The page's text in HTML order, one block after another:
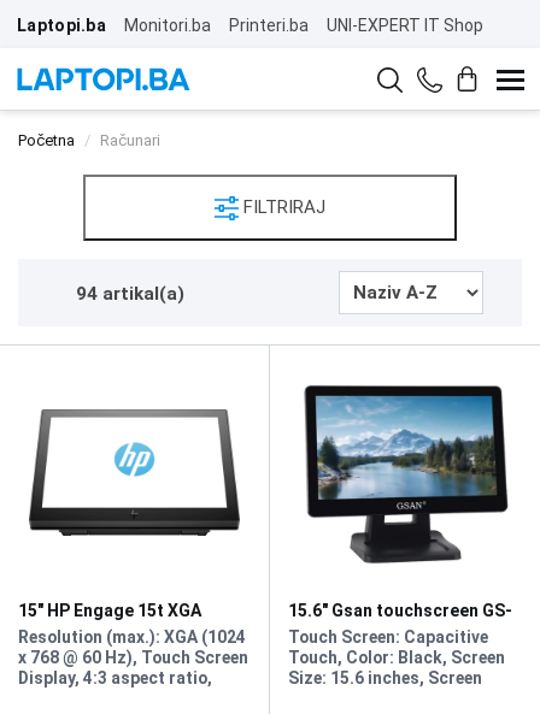
Laptopi.ba Monitori.ba Printeri.ba UNI-EXPERT IT Shop
Početna Računari
FILTRIRAJ
94 artikal(a)
15" HP Engage 15t XGA
Display 67Q84AA
Resolution (max.): XGA (1024
x 768 @ 60 Hz), Touch Screen
Display, 4:3 aspect ratio,
15.6" Gsan touchscreen GS-
1532 display
Touch Screen: Capacitive
Touch, Color: Black, Screen
Size: 15.6 inches, Screen